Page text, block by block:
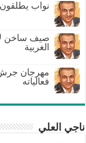
نواب
صيف ساخن
الغربية
مهرجان
فعالياته
ناجي العلي